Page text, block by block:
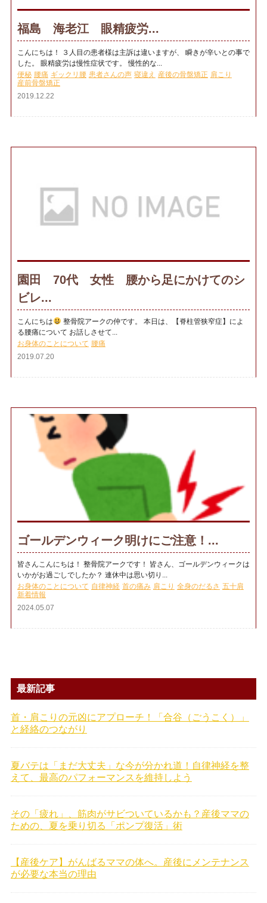
福島 海老江 眼精疲労...
こんにちは！ ３人目の患者様は主訴は違いますが、 瞬きが辛いとの事で
した。 眼精疲労は慢性症状です。 慢性的な...
便秘 腰痛 ギックリ腰 患者さんの声 寝違え 産後の骨盤矯正 肩こり
産前骨盤矯正
2019.12.22
園田 70代 女性 腰から足にかけてのシ
ビレ...
こんにちは
整骨院アークの仲です。 本日は、【脊柱管狭窄症】によ
る腰痛について お話しさせて...
お身体のことについて 腰痛
2019.07.20
ゴールデンウィーク明けにご注意！...
皆さんこんにちは！ 整骨院アークです！ 皆さん、ゴールデンウィークは
いかがお過ごしでしたか？ 連休中は思い切り...
お身体のことについて 自律神経 首の痛み 肩こり 全身のだるさ 五十肩
新着情報
2024.05.07
最新記事
首・肩こりの元凶にアプローチ！「合谷（ごうこく）」
と経絡のつながり
夏バテは「まだ大丈夫」な今が分かれ道！自律神経を整
えて、最高のパフォーマンスを維持しよう
その「疲れ」、筋肉がサビついているかも？産後ママの
ための、夏を乗り切る「ポンプ復活」術
【産後ケア】がんばるママの体へ。産後にメンテナンス
が必要な本当の理由